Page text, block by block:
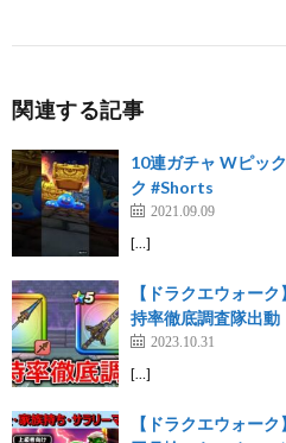
関連する記事
10連ガチャ Wピッ
ク #Shorts
2021.09.09
[…]
【ドラクエウォー
持率徹底調査隊出動
2023.10.31
[…]
【ドラクエウォー